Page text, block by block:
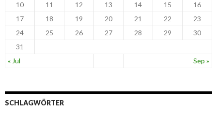
« Jul Sep »
10
11 12 13 14 15
16
17
18 19 20 21 22
23
24
25 26 27 28 29
30
31
SCHLAGWÖRTER